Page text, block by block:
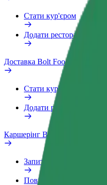
Стати кур'єром
Додати ресторан чи
Доставка Bolt Food
Стати кур'єром
Додати ресторан чи
Каршерінг Bolt Drive
Запитання та відповіді
Повідомити про